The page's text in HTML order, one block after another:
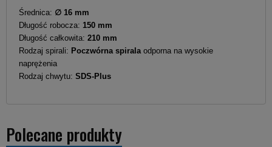
Średnica: ∅ 16 mm
Długość robocza: 150 mm
Długość całkowita: 210 mm
Rodzaj spirali: Poczwórna spirala odporna na wysokie
naprężenia
Rodzaj chwytu: SDS-Plus
Polecane produkty